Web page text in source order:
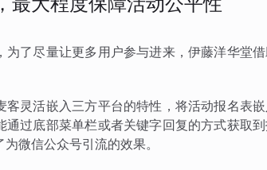
为了尽量让更多用户参与进来，伊藤洋华堂
客灵活嵌入三方平台的特性，将活动报名表
通过底部菜单栏或者关键字回复的方式获取
微信公众号引流的效果。